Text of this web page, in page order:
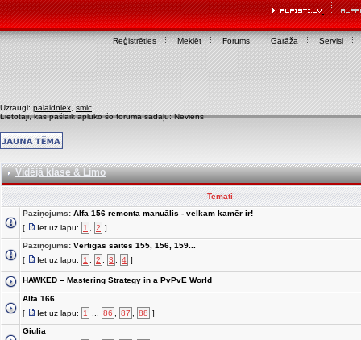
Reģistrēties Meklēt Forums Garāža Servisi
Uzraugi: palaidniex smic
Lietotāji, kas pašlaik aplūko šo foruma sadaļu: Neviens
Vidējā klase & Limo
Temati
Paziņojums: Alfa 156 remonta manuālis - velkam kamēr ir!
[
Iet uz lapu: 1 2 ]
Paziņojums: Vērtīgas saites 155, 156, 159...
[
Iet uz lapu: 1 2 3 4 ]
HAWKED – Mastering Strategy in a PvPvE World
Alfa 166
[
Iet uz lapu: 1 86 87 88 ]
Giulia